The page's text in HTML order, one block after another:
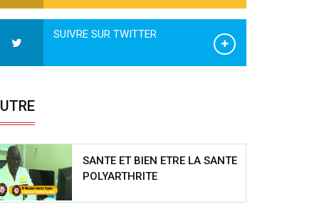
SUIVRE SUR TWITTER
SANTE ET BIEN ETRE LA SANTE
POLYARTHRITE